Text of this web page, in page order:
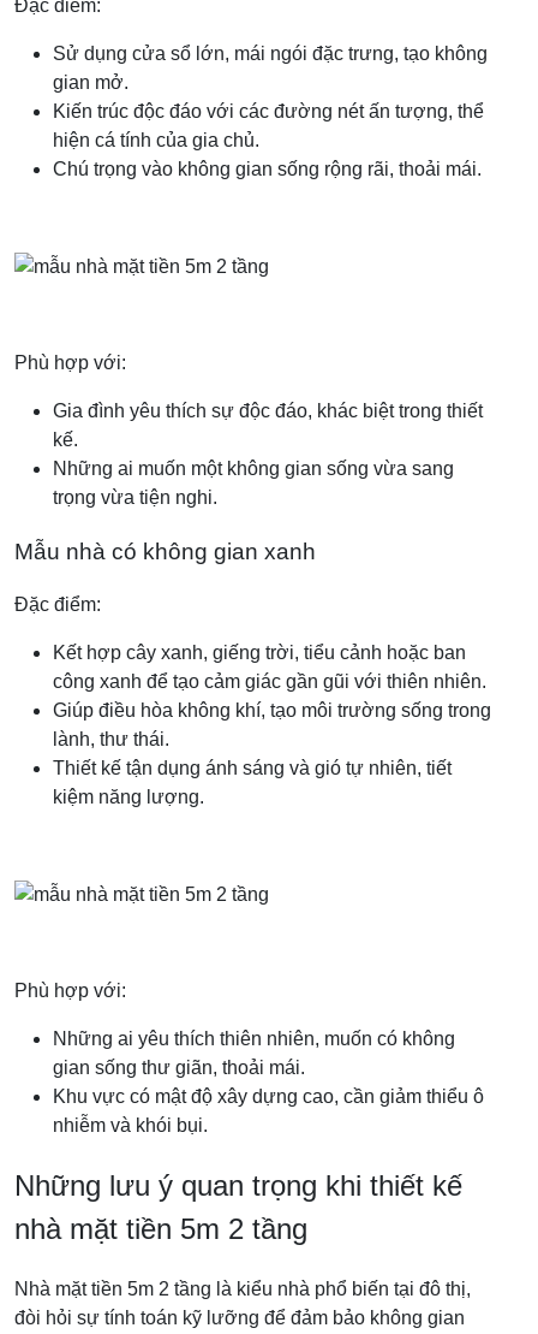
Đặc điểm:
Sử dụng cửa sổ lớn, mái ngói đặc trưng, tạo không
gian mở.
Kiến trúc độc đáo với các đường nét ấn tượng, thể
hiện cá tính của gia chủ.
Chú trọng vào không gian sống rộng rãi, thoải mái.
Phù hợp với:
Gia đình yêu thích sự độc đáo, khác biệt trong thiết
kế.
Những ai muốn một không gian sống vừa sang
trọng vừa tiện nghi.
Mẫu nhà có không gian xanh
Đặc điểm:
Kết hợp cây xanh, giếng trời, tiểu cảnh hoặc ban
công xanh để tạo cảm giác gần gũi với thiên nhiên.
Giúp điều hòa không khí, tạo môi trường sống trong
lành, thư thái.
Thiết kế tận dụng ánh sáng và gió tự nhiên, tiết
kiệm năng lượng.
Phù hợp với:
Những ai yêu thích thiên nhiên, muốn có không
gian sống thư giãn, thoải mái.
Khu vực có mật độ xây dựng cao, cần giảm thiểu ô
nhiễm và khói bụi.
Những lưu ý quan trọng khi thiết kế
nhà mặt tiền 5m 2 tầng
Nhà mặt tiền 5m 2 tầng là kiểu nhà phổ biến tại đô thị,
đòi hỏi sự tính toán kỹ lưỡng để đảm bảo không gian